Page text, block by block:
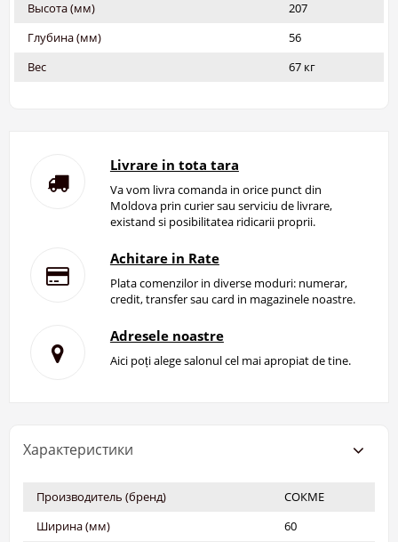
Высота (мм)
207
Глубина (мм)
56
Вес
67 кг
Livrare in tota tara
Va vom livra comanda in orice punct din
Moldova prin curier sau serviciu de livrare,
existand si posibilitatea ridicarii proprii.
Achitare in Rate
Plata comenzilor in diverse moduri: numerar,
credit, transfer sau card in magazinele noastre.
Adresele noastre
Aici poți alege salonul cel mai apropiat de tine.
Характеристики
Производитель (бренд)
СОКМЕ
Ширина (мм)
60